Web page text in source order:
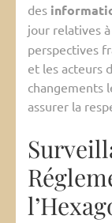
des
jour relatives à
perspectives
et les acteurs
changements
assurer la